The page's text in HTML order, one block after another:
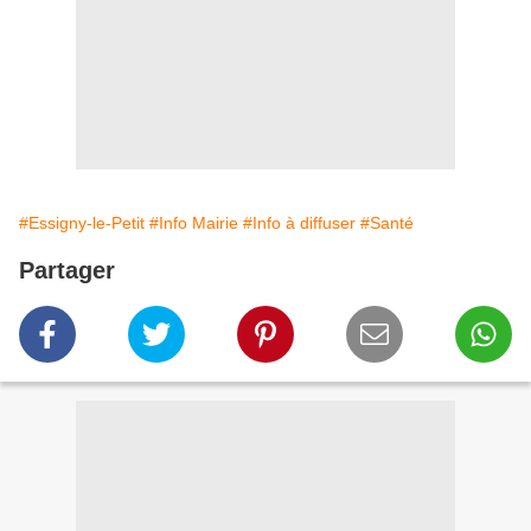
#Essigny-le-Petit #Info Mairie #Info à diffuser #Santé
Partager